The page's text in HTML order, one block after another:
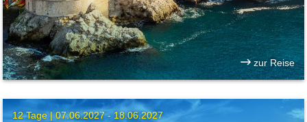
zur Reise
12 Tage |07.06.2027 - 18.06.2027